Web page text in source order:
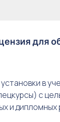
для
в
с
и дипломных